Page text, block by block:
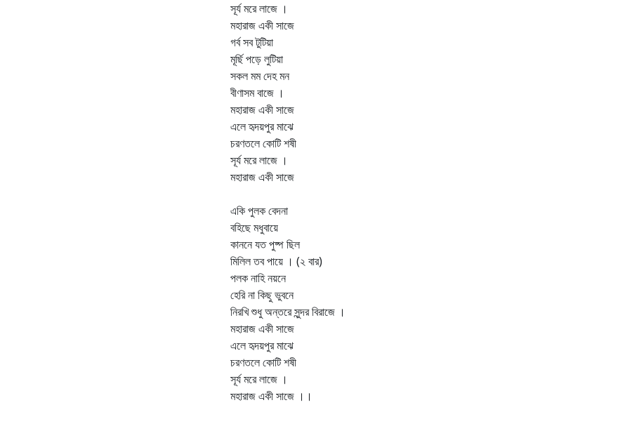
সূর্য মরে লাজে ।
মহারাজ একী সাজে
গর্ব সব টুটিয়া
মূর্ছি পড়ে লুটিয়া
সকল মম দেহ মন
বীণাসম বাজে ।
মহারাজ একী সাজে
এলে হৃদয়পুর মাঝে
চরণতলে কোটি শষী
সূর্য মরে লাজে ।
মহারাজ একী সাজে
একি পুলক বেদনা
বহিছে মধুবায়ে
কাননে যত পুষ্প ছিল
মিলিল তব পায়ে । (২ বার)
পলক নাহি নয়নে
হেরি না কিছু ভুবনে
নিরখি শুধু অন্তরে সুন্দর বিরাজে ।
মহারাজ একী সাজে
এলে হৃদয়পুর মাঝে
চরণতলে কোটি শষী
সূর্য মরে লাজে ।
মহারাজ একী সাজে ।।